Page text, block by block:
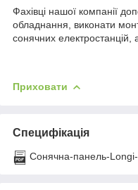
Фахівці нашої компанії
обладнання, виконати
сонячних
Приховати
Специфікація
Сонячна-панель-